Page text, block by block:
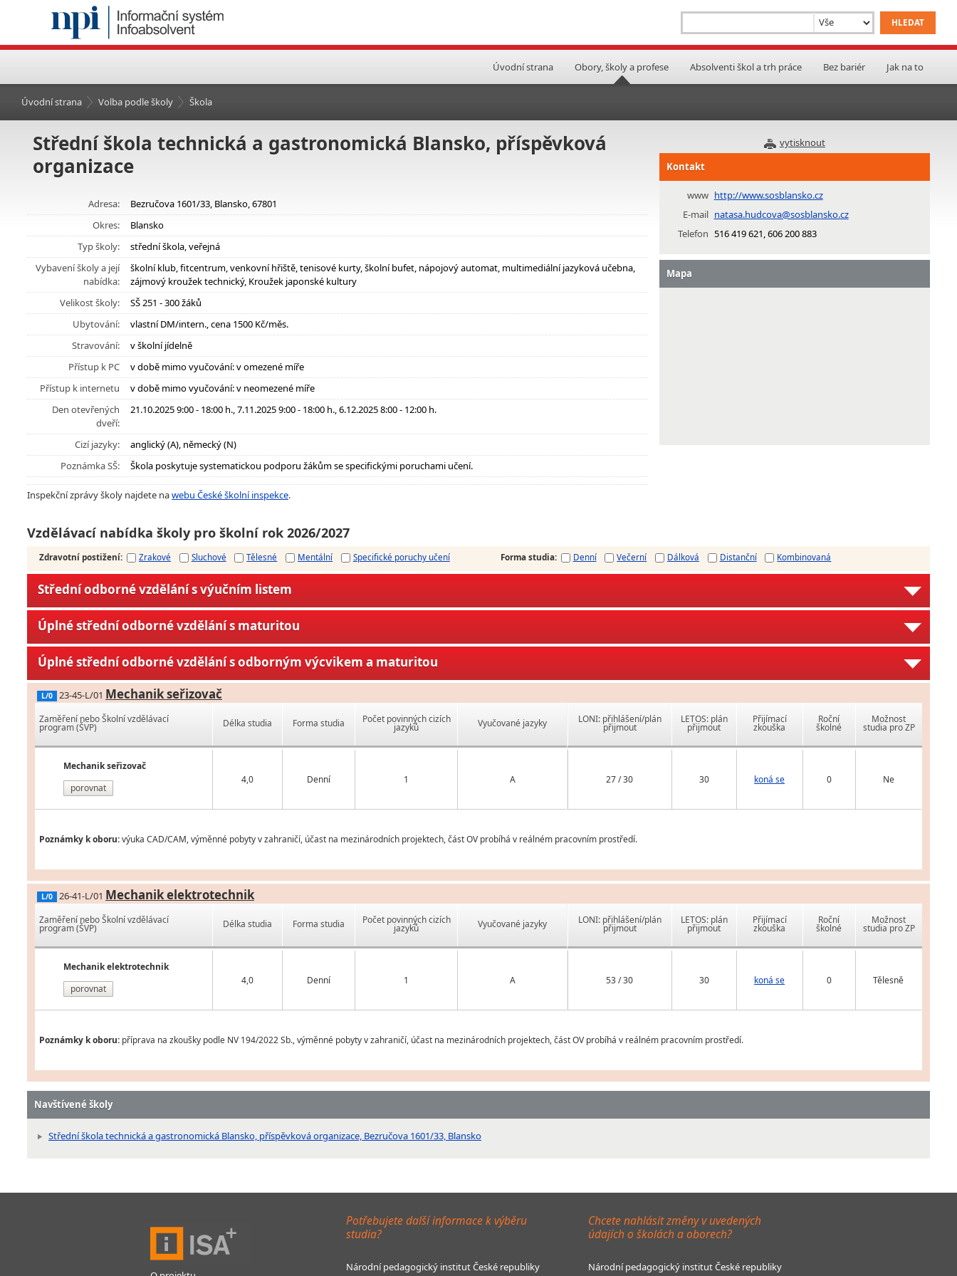
Úvodní strana Obory, školy a profese Absolventi škol a trh práce Bez bariér Jak na to
Úvodní strana Volba podle školy Škola
vytisknout
Střední škola technická a gastronomická Blansko, příspěvková
organizace
Adresa:
Bezručova 1601/33, Blansko, 67801
Okres:
Blansko
Typ školy:
střední škola, veřejná
Vybavení školy a její
nabídka:
školní klub, fitcentrum, venkovní hřiště, tenisové kurty, školní bufet, nápojový automat, multimediální jazyková učebna,
zájmový kroužek technický, Kroužek japonské kultury
Velikost školy:
SŠ 251 - 300 žáků
Ubytování:
vlastní DM/intern., cena 1500 Kč/měs.
Stravování:
v školní jídelně
Přístup k PC
v době mimo vyučování: v omezené míře
Přístup k internetu
v době mimo vyučování: v neomezené míře
Den otevřených
dveří:
21.10.2025 9:00 - 18:00 h., 7.11.2025 9:00 - 18:00 h., 6.12.2025 8:00 - 12:00 h.
Cizí jazyky:
anglický (A), německý (N)
Poznámka SŠ:
Škola poskytuje systematickou podporu žákům se specifickými poruchami učení.
Inspekční zprávy školy najdete nawebu České školní inspekce.
Kontakt
www http://www.sosblansko.cz
E-mail natasa.hudcova@sosblansko.cz
Telefon 516 419 621, 606 200 883
Mapa
Vzdělávací nabídka školy pro školní rok 2026/2027
Zdravotní postižení: Zrakové Sluchové Tělesné Mentální Specifické poruchy učení Forma studia: Denní Večerní Dálková Distanční Kombinovaná
Střední odborné vzdělání s výučním listem
Úplné střední odborné vzdělání s maturitou
Úplné střední odborné vzdělání s odborným výcvikem a maturitou
L/0 23-45-L/01 Mechanik seřizovač
Zaměření nebo Školní vzdělávací
program (ŠVP)
Mechanik seřizovač
porovnat
Délka studia Forma studia Počet povinných cizích
jazyků Vyučované jazyky
4,0 Denní 1 A
LONI: přihlášení/plán
přijmout
LETOS: plán
přijmout
Přijímací
zkouška
Roční
školné
Možnost
studia pro ZP
27 / 30 30 koná se 0 Ne
Poznámky k oboru:výuka CAD/CAM, výměnné pobyty v zahraničí, účast na mezinárodních projektech, část OV probíhá v reálném pracovním prostředí.
L/0 26-41-L/01 Mechanik elektrotechnik
Zaměření nebo Školní vzdělávací
program (ŠVP)
Mechanik elektrotechnik
porovnat
Délka studia Forma studia Počet povinných cizích
jazyků Vyučované jazyky
4,0 Denní 1 A
LONI: přihlášení/plán
přijmout
LETOS: plán
přijmout
Přijímací
zkouška
Roční
školné
Možnost
studia pro ZP
53 / 30 30 koná se 0 Tělesně
Poznámky k oboru: příprava na zkoušky podle NV 194/2022 Sb., výměnné pobyty v zahraničí, účast na mezinárodních projektech, část OV probíhá v reálném pracovním prostředí.
Navštívené školy
Střední škola technická a gastronomická Blansko, příspěvková organizace, Bezručova 1601/33, Blansko
Potřebujete další informace k výběru
studia?
Národní pedagogický institut České republiky
Chcete nahlásit změny v uvedených
údajích o školách a oborech?
Národní pedagogický institut České republiky